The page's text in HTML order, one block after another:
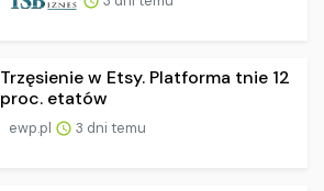
Trzęsienie w Etsy. Platforma tnie 12
proc. etatów
ewp.pl 3 dni temu